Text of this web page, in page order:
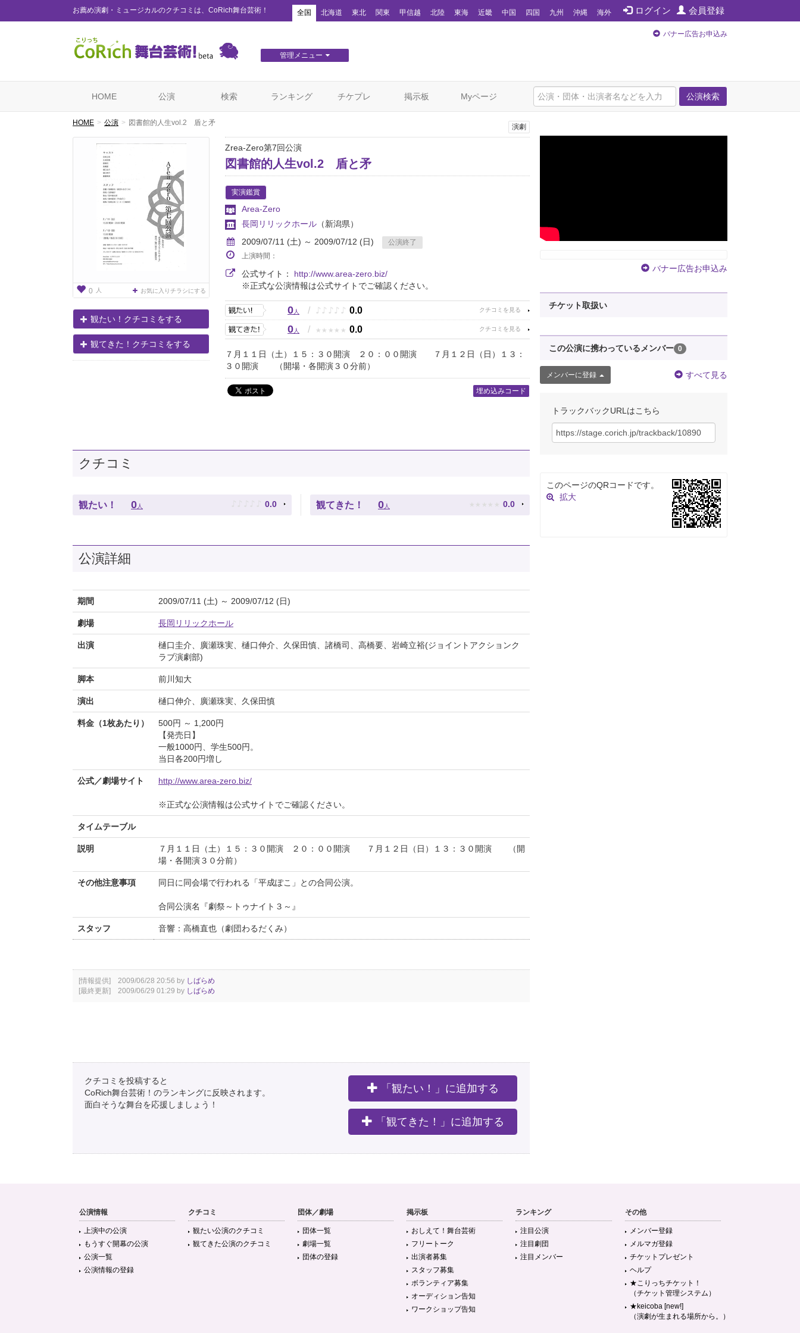
お薦め演劇・ミュージカルのクチコミは、CoRich舞台芸術！ ログイン 会員登録
全国 北海道 東北 関東 甲信越 北陸 東海 近畿 中国 四国 九州 沖縄 海外
管理メニュー
バナー広告お申込み
公演検索
HOME 公演 検索 ランキング チケプレ 掲示板 Myページ
HOME 公演 図書館的人生vol.2 盾と矛
0 人 お気に入りチラシにする
観たい！クチコミをする
観てきた！クチコミをする
演劇
Zrea-Zero第7回公演
図書館的人生vol.2 盾と矛
実演鑑賞
Area-Zero
長岡リリックホール （新潟県）
2009/07/11 (土) ～ 2009/07/12 (日)
公演終了
上演時間：
公式サイト： http://www.area-zero.biz/
※正式な公演情報は公式サイトでご確認ください。
0人 / ♪ ♪ ♪ ♪ ♪ 0.0
0人 / ★ ★ ★ ★ ★ 0.0
７月１１日（土）１５：３０開演 ２０：００開演 ７月１２日（日）１３：
３０開演 （開場・各開演３０分前）
埋め込みコード
クチコミ
観たい！ 0 人 ♪ ♪ ♪ ♪ ♪ 0.0 観てきた！ 0 人 ★ ★ ★ ★ ★ 0.0
公演詳細
期間 2009/07/11 (土) ～ 2009/07/12 (日)
劇場 長岡リリックホール
出演
樋口圭介、廣瀬珠実、樋口伸介、久保田慎、諸橋司、高橋要、岩崎立裕(ジョイントアクションク
ラブ演劇部)
脚本 前川知大
演出 樋口伸介、廣瀬珠実、久保田慎
料金（1枚あたり）
500円 ～ 1,200円
【発売日】
一般1000円、学生500円。
当日各200円増し
公式／劇場サイト http://www.area-zero.biz/
※正式な公演情報は公式サイトでご確認ください。
タイムテーブル
説明
７月１１日（土）１５：３０開演 ２０：００開演 ７月１２日（日）１３：３０開演 （開
場・各開演３０分前）
その他注意事項 同日に同会場で行われる「平成ぽこ」との合同公演。
合同公演名『劇祭～トゥナイト３～』
スタッフ 音響：高橋直也（劇団わるだくみ）
[情報提供] 2009/06/28 20:56 by しばらめ
[最終更新] 2009/06/29 01:29 by しばらめ
クチコミを投稿すると
CoRich舞台芸術！のランキングに反映されます。
面白そうな舞台を応援しましょう！
「観たい！」に追加する
「観てきた！」に追加する
バナー広告お申込み
チケット取扱い
この公演に携わっているメンバー 0
メンバーに登録 すべて見る
トラックバックURLはこちら
このページのQRコードです。
拡大
公演情報
上演中の公演
もうすぐ開幕の公演
公演一覧
公演情報の登録
クチコミ
観たい公演のクチコミ
観てきた公演のクチコミ
団体／劇場
団体一覧
劇場一覧
団体の登録
掲示板
おしえて！舞台芸術
フリートーク
出演者募集
スタッフ募集
ボランティア募集
オーディション告知
ワークショップ告知
ランキング
注目公演
注目劇団
注目メンバー
その他
メンバー登録
メルマガ登録
チケットプレゼント
ヘルプ
★こりっちチケット！
（チケット管理システム）
★keicoba [new!]
（演劇が生まれる場所から。）